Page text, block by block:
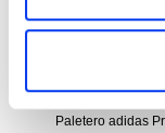
Paletero adidas